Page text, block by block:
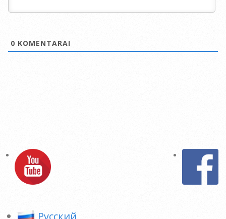
0 KOMENTARAI